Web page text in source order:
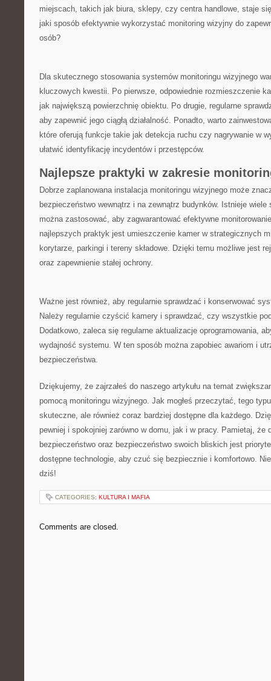
miejscach, takich jak biura, sklepy,​ czy centra handlowe, staje
jaki sposób efektywnie wykorzystać monitoring‍ wizyjny do
osób?
Dla skutecznego stosowania systemów monitoringu wizyjnego
kluczowych kwestii. Po pierwsze, odpowiednie rozmieszczenie⁣
jak największą⁢ powierzchnię‌ obiektu. Po ‌drugie,⁤ regularne
aby zapewnić jego ciągłą działalność. Ponadto, warto
które ​oferują ‌funkcje takie jak detekcja ruchu⁣ czy ⁣nagrywanie​ w⁣
ułatwić identyfikację incydentów i przestępców.
Najlepsze​ praktyki w zakresie
Dobrze zaplanowana‍ instalacja monitoringu wizyjnego może‌
bezpieczeństwo wewnątrz i na zewnątrz budynków. Istnieje
można‌ zastosować, aby ⁤zagwarantować efektywne
najlepszych praktyk⁤ jest umieszczenie ⁤kamer w strategicznych
korytarze, parkingi i tereny składowe. Dzięki temu możliwe jest
oraz zapewnienie stałej ochrony.
Ważne jest również, aby regularnie sprawdzać i konserwować
Należy⁢ regularnie czyścić kamery​ i sprawdzać, czy ‌wszystkie
Dodatkowo, zaleca ‌się regularne aktualizacje oprogramowania,
wydajność systemu. W ten sposób można zapobiec ⁣awariom i
bezpieczeństwa.
Dziękujemy, że⁤ zajrzałeś do naszego artykułu na temat
pomocą ‌monitoringu ⁤wizyjnego. Jak mogłeś przeczytać, ‌tego
skuteczne, ale również coraz bardziej dostępne dla każdego.
pewniej i ⁢spokojniej zarówno w domu, jak⁣ i w pracy. Pamietaj, że
bezpieczeństwo oraz bezpieczeństwo swoich bliskich jest
dostępne technologie,‍ aby czuć się bezpiecznie​ i komfortowo.
dziś!
CATEGORIES: KULTURA I MAFIA
Comments are closed.